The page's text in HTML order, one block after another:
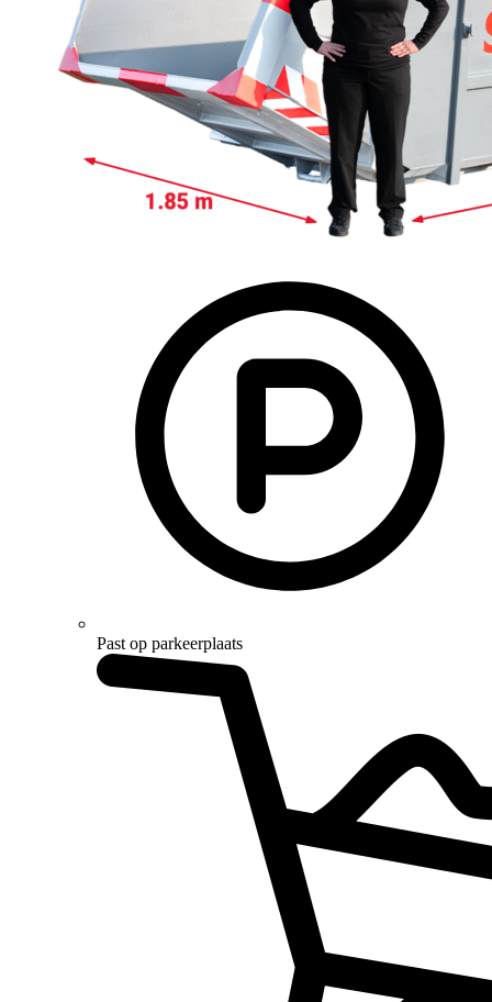
Past op parkeerplaats